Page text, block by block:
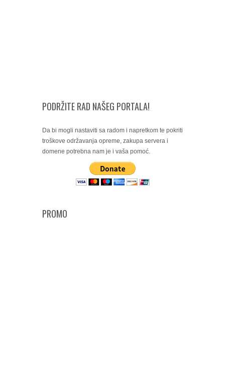
PODRŽITE RAD NAŠEG PORTALA!
Da bi mogli nastaviti sa radom i napretkom te pokriti
troškove održavanja opreme, zakupa servera i
domene potrebna nam je i vaša pomoć.
PROMO